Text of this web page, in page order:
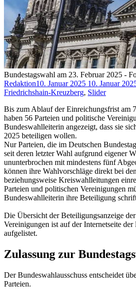
Bundestagswahl am 23. Februar 2025 -
Redaktion10. Januar 2025 10. Januar
Friedrichshain-Kreuzberg, Slider
Bis zum Ablauf der Einreichungsfrist am
haben 56 Parteien und politische
Bundeswahlleiterin angezeigt, dass sie
2025 beteiligen wollen.
Nur Parteien, die im Deutschen
seit deren letzter Wahl aufgrund eigener
ununterbrochen mit mindestens fünf
können ihre Wahlvorschläge direkt bei
beziehungsweise Kreiswahlleitungen
Parteien und politischen Vereinigungen
Bundeswahlleiterin ihre Beteiligung
Die Übersicht der Beteiligungsanzeige
Vereinigungen ist auf der Internetseite
aufgelistet.
Zulassung zur
Der Bundeswahlausschuss entscheidet
Parteien.